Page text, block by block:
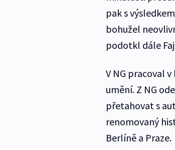
pak s
bohužel
podotkl dále
V NG pracoval
umění. Z NG
přetahovat s
renomovaný
Berlíně a Praze.